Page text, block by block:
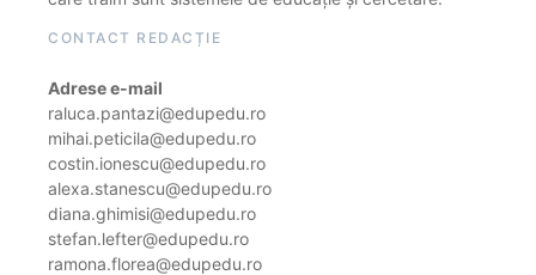
CONTACT REDACȚIE
Adrese e-mail
raluca.pantazi@edupedu.ro
mihai.peticila@edupedu.ro
costin.ionescu@edupedu.ro
alexa.stanescu@edupedu.ro
diana.ghimisi@edupedu.ro
stefan.lefter@edupedu.ro
ramona.florea@edupedu.ro